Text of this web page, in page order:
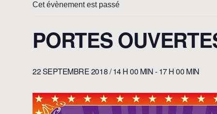
Cet évènement est passé
PORTES
22 SEPTEMBRE 2018 / 14 H 00 MIN-17 H 00 MIN